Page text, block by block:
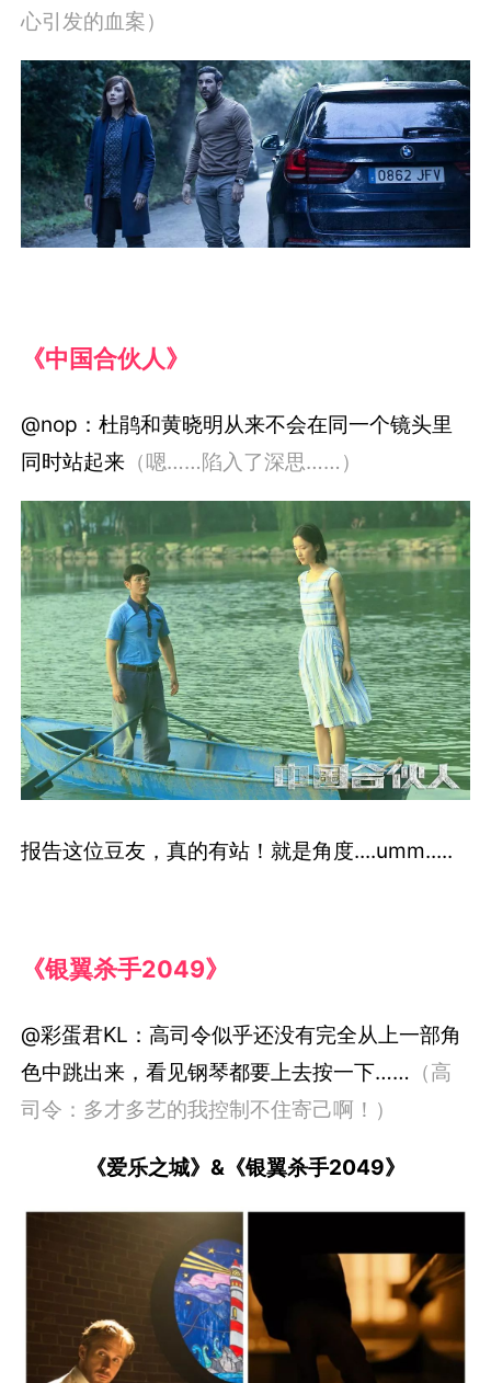
心引发的血案）
《中国合伙人》
@nop：杜鹃和黄晓明从来不会在同一个镜头里
同时站起来 （嗯……陷入了深思……）
报告这位豆友，真的有站！就是角度....umm.....
《银翼杀手2049》
@彩蛋君KL：高司令似乎还没有完全从上一部角
色中跳出来，看见钢琴都要上去按一下…… （高
司令：多才多艺的我控制不住寄己啊！）
《爱乐之城》&《银翼杀手2049》